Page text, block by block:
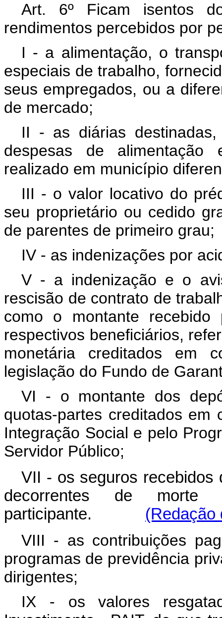
Art. 6º Ficam isentos
rendimentos percebidos por
I - a alimentação, o
especiais de trabalho,
seus empregados, ou a
de mercado;
II - as diárias
despesas de
realizado em município
III - o valor locativo do
seu proprietário ou cedido
de parentes de primeiro grau;
IV - as indenizações por
V - a indenização e o
rescisão de contrato de
como o montante recebido
respectivos beneficiários,
monetária creditados em
legislação do Fundo de
VI - o montante dos
quotas-partes creditados em
Integração Social e pelo
Servidor Público;
VII - os seguros recebidos
decorrentes de morte
participante. (Redação
VIII - as contribuições
programas de previdência
dirigentes;
IX - os valores